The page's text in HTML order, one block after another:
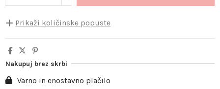
Prikaži količinske popuste
Količina Popust na enoto
Prihranek
10
20%
Nakupuj brez skrbi
Varno in enostavno plačilo